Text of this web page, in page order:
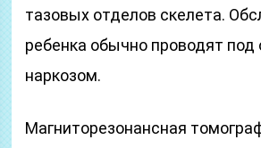
тазовых отделов скелета.
ребенка обычно проводят
наркозом.
Магниторезонансная